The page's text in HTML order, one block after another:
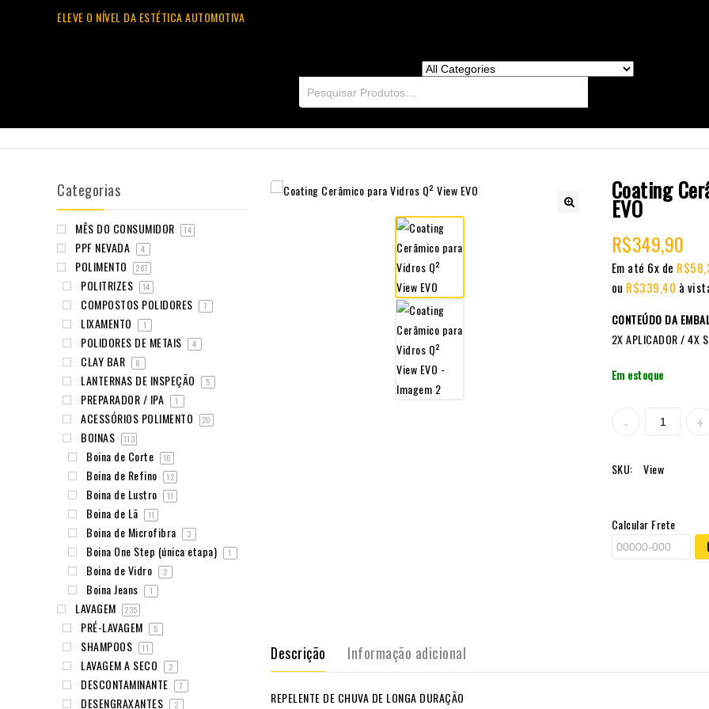
ELEVE O NÍVEL DA ESTÉTICA AUTOMOTIVA
Coating
EVO
R$349,90
Em até 6x de R$
ou R$339,40 à
CONTEÚDO DA
2X APLICADOR / 4X
Em estoque
SKU: View
Calcular Frete
Descrição Informação adicional
REPELENTE DE CHUVA DE LONGA DURAÇÃO
Categorias
MÊS DO CONSUMIDOR 14
PPF NEVADA 4
POLIMENTO 287
POLITRIZES 14
COMPOSTOS POLIDORES 7
LIXAMENTO 1
POLIDORES DE METAIS 4
CLAY BAR 8
LANTERNAS DE INSPEÇÃO 5
PREPARADOR / IPA 1
ACESSÓRIOS POLIMENTO 20
BOINAS 113
Boina de Corte 16
Boina de Refino 12
Boina de Lustro 11
Boina de Lã 11
Boina de Microfibra 3
Boina One Step (única etapa) 1
Boina de Vidro 2
Boina Jeans 1
LAVAGEM 235
PRÉ-LAVAGEM 5
SHAMPOOS 11
LAVAGEM A SECO 2
DESCONTAMINANTE 7
DESENGRAXANTES 2